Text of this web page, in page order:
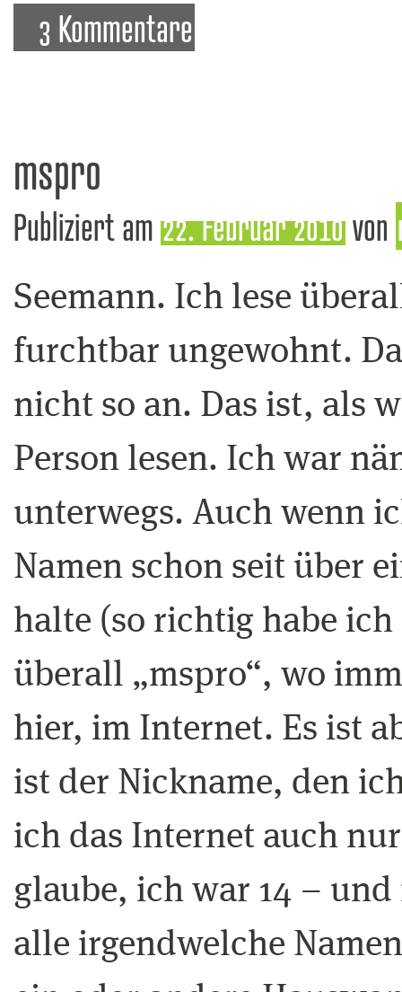
3 Kommentare
mspro
Publiziert am 22. Februar 2010von
Seemann. Ich lese
furchtbar ungewohnt.
nicht so an. Das ist, als
Person lesen. Ich war
unterwegs. Auch wenn
Namen schon seit über
halte (so richtig habe
überall „mspro“, wo
hier, im Internet. Es ist
ist der Nickname, den
ich das Internet auch
glaube, ich war 14 –
alle irgendwelche